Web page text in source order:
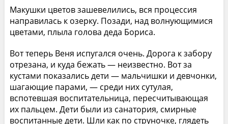
Макушки цветов зашевелились, вся процессия
направилась к озерку. Позади, над волнующимися
цветами, плыла голова деда Бориса.
Вот теперь Веня испугался очень. Дорога к забору
отрезана, и куда бежать — неизвестно. Вот за
кустами показались дети — мальчишки и девчонки,
шагающие парами, — среди них сутулая,
вспотевшая воспитательница, пересчитывающая
их пальцем. Дети были из санатория, смирные
воспитанные дети. Шли как по струночке, глядеть